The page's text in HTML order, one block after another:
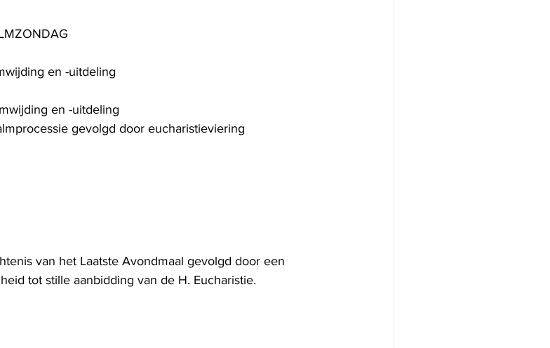
en -uitdeling
en -uitdeling
gevolgd door eucharistieviering
van het Laatste Avondmaal gevolgd door een
tot stille aanbidding van de H. Eucharistie.